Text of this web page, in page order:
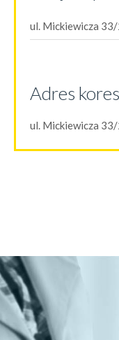
ul. Mickiewicza
Adres
ul. Mickiewicza